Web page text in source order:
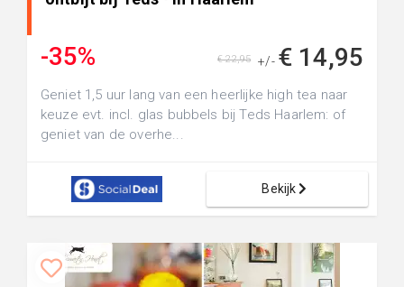
-35% +/- € 14,95
€ 22,95
Geniet 1,5 uur lang van een heerlijke high tea naar
keuze evt. incl. glas bubbels bij Teds Haarlem: of
geniet van de overhe...
Bekijk